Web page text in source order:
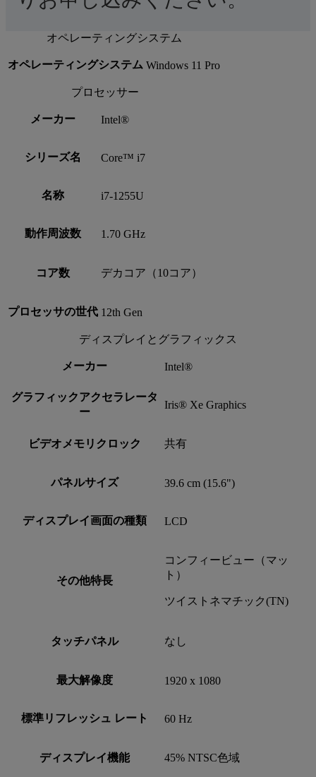
オペレーティングシステム
オペレーティングシステム Windows 11 Pro
プロセッサー
メーカー Intel®
シリーズ名 Core™ i7
名称 i7-1255U
動作周波数 1.70 GHz
コア数 デカコア（10コア）
プロセッサの世代 12th Gen
ディスプレイとグラフィックス
メーカー Intel®
グラフィックアクセラレータ
ー
Iris® Xe Graphics
ビデオメモリクロック 共有
パネルサイズ 39.6 cm (15.6")
ディスプレイ画面の種類 LCD
その他特長
コンフィービュー（マッ
ト）
ツイストネマチック(TN)
タッチパネル なし
最大解像度 1920 x 1080
標準リフレッシュ レート 60 Hz
ディスプレイ機能 45% NTSC色域